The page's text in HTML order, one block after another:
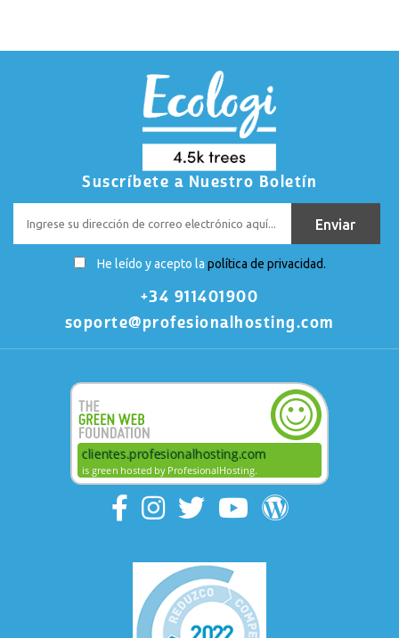
Suscríbete a Nuestro Boletín
He leído y acepto la política de privacidad.
+34 911401900
soporte@profesionalhosting.com